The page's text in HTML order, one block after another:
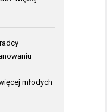
młodych